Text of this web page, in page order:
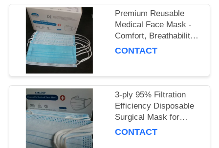
Premium Reusable
Medical Face Mask -
Comfort, Breathability
& Reusability
CONTACT
3-ply 95% Filtration
Efficiency Disposable
Surgical Mask for
Adults, Polypropylene
CONTACT